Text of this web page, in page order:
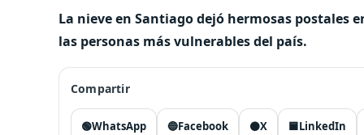
La nieve en Santiago dejó hermosas
las personas más vulnerables del país.
Compartir
🟢WhatsApp 🔵Facebook ⚫X 🟦LinkedIn